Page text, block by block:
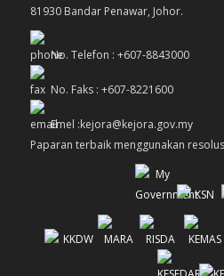
81930 Bandar Penawar, Johor.
No. Telefon : +607-8843000
No. Faks : +607-8221600
Emel :kejora@kejora.gov.my
Paparan terbaik menggunakan